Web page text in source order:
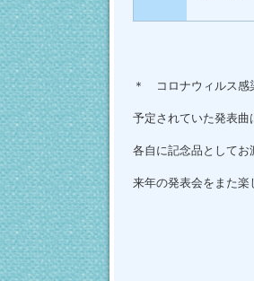
＊ コロナウィルス感
予定されていた発表曲
各自に記念品としてお
来年の発表会をまた楽